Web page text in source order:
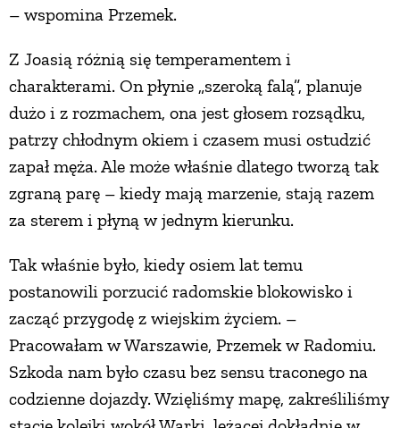
– wspomina Przemek.
Z Joasią różnią się temperamentem i
charakterami. On płynie „szeroką falą”, planuje
dużo i z rozmachem, ona jest głosem rozsądku,
patrzy chłodnym okiem i czasem musi ostudzić
zapał męża. Ale może właśnie dlatego tworzą tak
zgraną parę – kiedy mają marzenie, stają razem
za sterem i płyną w jednym kierunku.
Tak właśnie było, kiedy osiem lat temu
postanowili porzucić radomskie blokowisko i
zacząć przygodę z wiejskim życiem. –
Pracowałam w Warszawie, Przemek w Radomiu.
Szkoda nam było czasu bez sensu traconego na
codzienne dojazdy. Wzięliśmy mapę, zakreśliliśmy